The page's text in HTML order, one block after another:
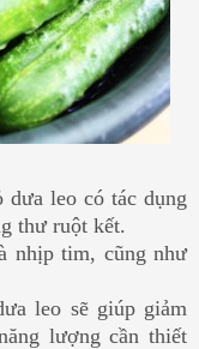
leo có tác dụng
thư ruột kết.
nhịp tim, cũng như
leo sẽ giúp giảm
lượng cần thiết